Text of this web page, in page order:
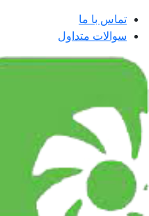
تماس با ما
سوالات متداول